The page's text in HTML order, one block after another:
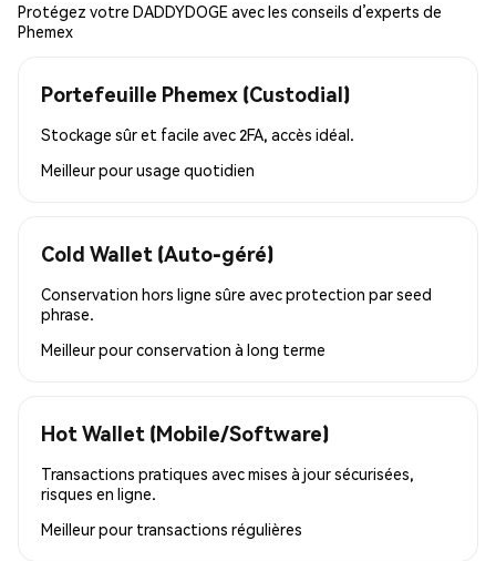
Protégez votre DADDYDOGE avec les conseils d’experts de
Phemex
Portefeuille Phemex (Custodial)
Stockage sûr et facile avec 2FA, accès idéal.
Meilleur pourusage quotidien
Cold Wallet (Auto-géré)
Conservation hors ligne sûre avec protection par seed
phrase.
Meilleur pourconservation à long terme
Hot Wallet (Mobile/Software)
Transactions pratiques avec mises à jour sécurisées,
risques en ligne.
Meilleur pour transactions régulières